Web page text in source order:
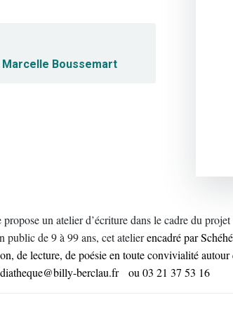
Boussemart
un atelier d’écriture dans le cadre du
public de 9 à 99 ans, cet atelierencadré par
de lecture, de poésie en toute convivialité autour
berclau.fr ou 03 21 37 53 16